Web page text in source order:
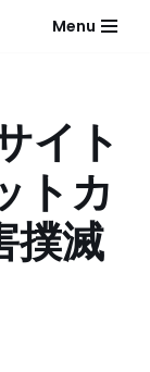
Menu
イト
トカ
撲滅